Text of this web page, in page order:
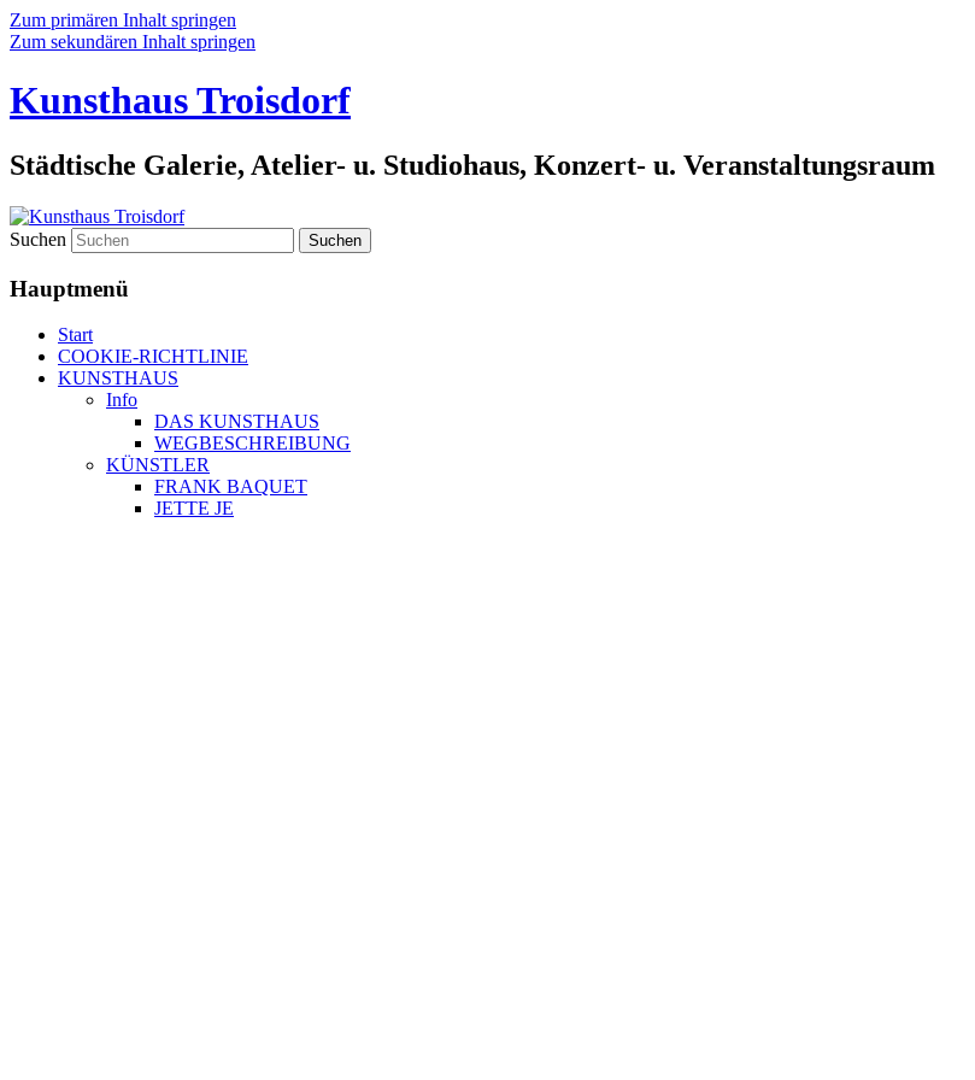
Zum primären Inhalt springen
Zum sekundären Inhalt springen
Kunsthaus Troisdorf
Städtische Galerie, Atelier- u. Studiohaus, Konzert- u. Veranstaltungsraum
Suchen
Hauptmenü
Start
COOKIE-RICHTLINIE
KUNSTHAUS
Info
DAS KUNSTHAUS
WEGBESCHREIBUNG
KÜNSTLER
FRANK BAQUET
JETTE JE